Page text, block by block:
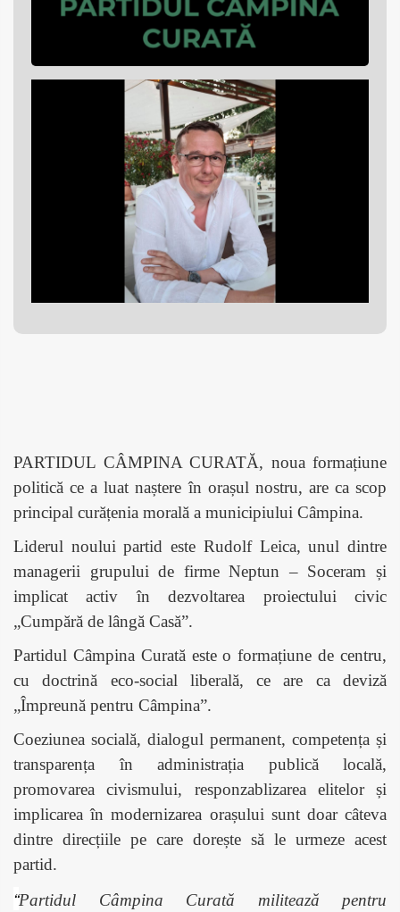
PARTIDUL CÂMPINA CURATĂ, noua formațiune
politică ce a luat naștere în orașul nostru, are ca scop
principal curățenia morală a municipiului Câmpina.
Liderul noului partid este Rudolf Leica, unul dintre
managerii grupului de firme Neptun – Soceram și
implicat activ în dezvoltarea proiectului civic
„Cumpără de lângă Casă”.
Partidul Câmpina Curată este o formațiune de centru,
cu doctrină eco-social liberală, ce are ca deviză
„Împreună pentru Câmpina”.
Coeziunea socială, dialogul permanent, competența și
transparența în administrația publică locală,
promovarea civismului, responzablizarea elitelor și
implicarea în modernizarea orașului sunt doar câteva
dintre direcțiile pe care dorește să le urmeze acest
partid.
“Partidul Câmpina Curată militează pentru